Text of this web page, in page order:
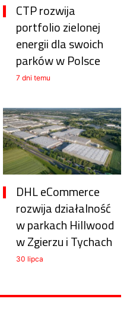
CTP rozwija
portfolio zielonej
energii dla swoich
parków w Polsce
7 dni temu
DHL eCommerce
rozwija działalność
w parkach Hillwood
w Zgierzu i Tychach
30 lipca